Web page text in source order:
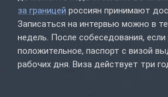
за границей россиян принимают
Записаться на интервью можно в
недель. После собеседования, если
положительное, паспорт с визой
рабочих дня. Виза действует три